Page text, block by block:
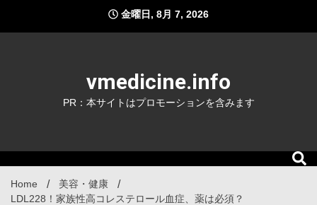
content
金曜日, 8月 7, 2026
vmedicine.info
PR：本サイトはプロモーションを含みます
Home
美容・健康
LDL228！家族性高コレステロール血症、薬は必須？